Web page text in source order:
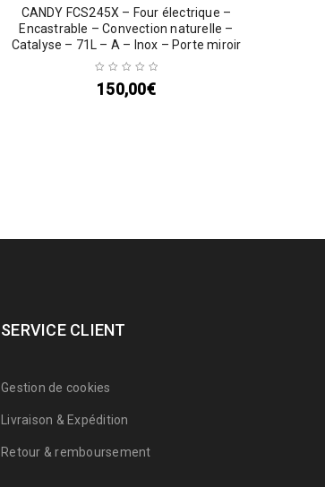
CANDY FCS245X – Four électrique –
Encastrable – Convection naturelle –
Catalyse – 71L – A – Inox – Porte miroir
150,00€
SERVICE CLIENT
Gestion de cookies
Livraison & Expédition
Retour & remboursement